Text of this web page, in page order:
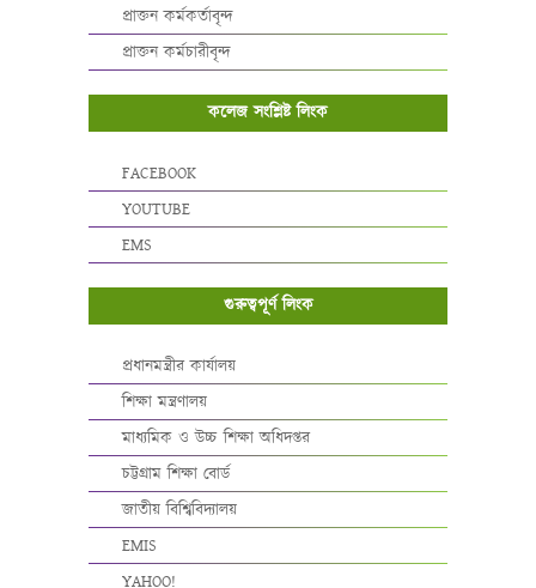
প্রাক্তন কর্মকর্তাবৃন্দ
প্রাক্তন কর্মচারীবৃন্দ
কলেজ সংশ্লিষ্ট লিংক
FACEBOOK
YOUTUBE
EMS
গুরুত্বপূর্ণ লিংক
প্রধানমন্ত্রীর কার্যালয়
শিক্ষা মন্ত্রণালয়
মাধ্যমিক ও উচ্চ শিক্ষা অধিদপ্তর
চট্টগ্রাম শিক্ষা বোর্ড
জাতীয় বিশ্বিবিদ্যালয়
EMIS
YAHOO!